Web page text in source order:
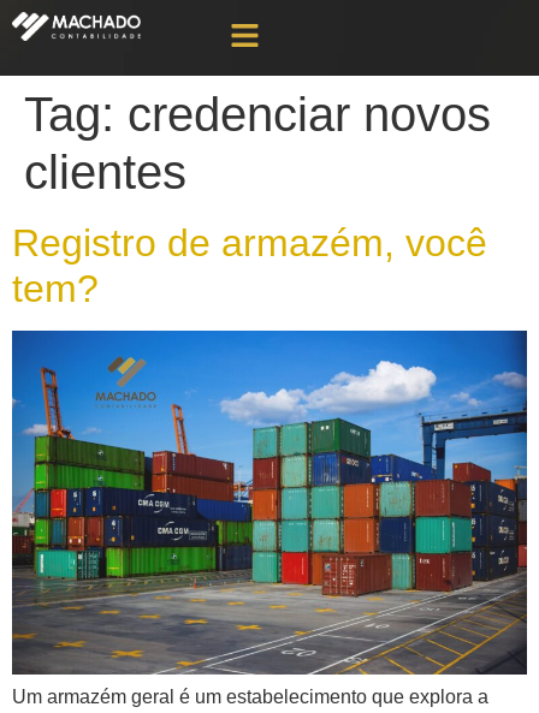
Tag: credenciar novos
clientes
Registro de armazém, você
tem?
Um armazém geral é um estabelecimento que explora a